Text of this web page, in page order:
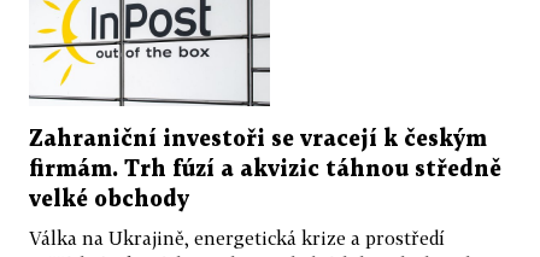
Zahraniční investoři se vracejí k českým
firmám. Trh fúzí a akvizic táhnou středně
velké obchody
Válka na Ukrajině, energetická krize a prostředí